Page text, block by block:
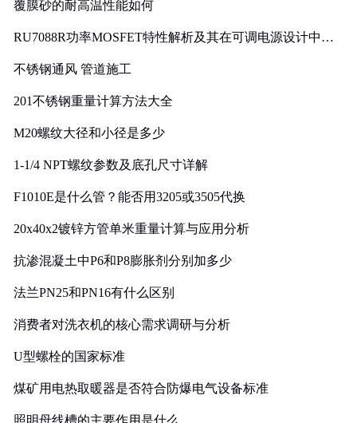
覆膜砂的耐高温性能如何
RU7088R功率MOSFET特性解析及其在可调电源设计中的
不锈钢通风 管道施工
201不锈钢重量计算方法大全
M20螺纹大径和小径是多少
1-1/4 NPT螺纹参数及底孔尺寸详解
F1010E是什么管？能否用3205或3505代换
20x40x2镀锌方管单米重量计算与应用分析
抗渗混凝土中P6和P8膨胀剂分别加多少
法兰PN25和PN16有什么区别
消费者对洗衣机的核心需求调研与分析
U型螺栓的国家标准
煤矿用电热取暖器是否符合防爆电气设备标准
照明母线槽的主要作用是什么